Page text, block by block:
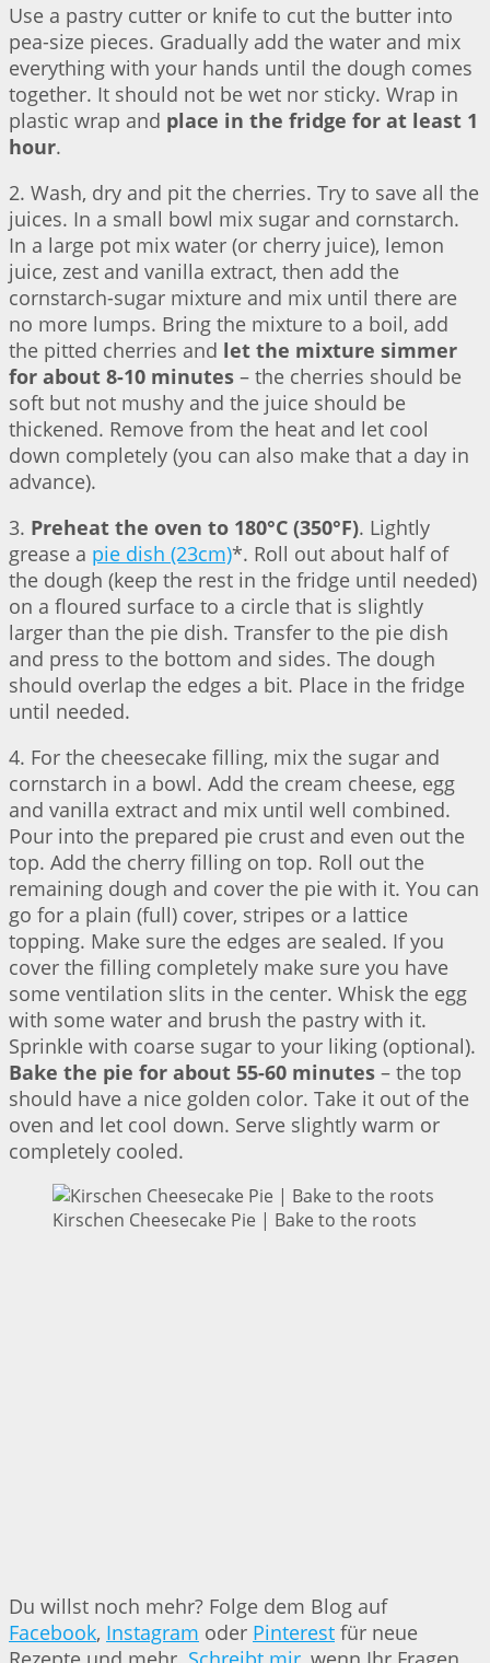
Use a pastry cutter or knife to cut the butter into
pea-size pieces. Gradually add the water and mix
everything with your hands until the dough comes
together. It should not be wet nor sticky. Wrap in
plastic wrap and place in the fridge for at least 1
hour.
2. Wash, dry and pit the cherries. Try to save all the
juices. In a small bowl mix sugar and cornstarch.
In a large pot mix water (or cherry juice), lemon
juice, zest and vanilla extract, then add the
cornstarch-sugar mixture and mix until there are
no more lumps. Bring the mixture to a boil, add
the pitted cherries and let the mixture simmer
for about 8-10 minutes – the cherries should be
soft but not mushy and the juice should be
thickened. Remove from the heat and let cool
down completely (you can also make that a day in
advance).
3. Preheat the oven to 180°C (350°F). Lightly
grease a pie dish (23cm)*. Roll out about half of
the dough (keep the rest in the fridge until needed)
on a floured surface to a circle that is slightly
larger than the pie dish. Transfer to the pie dish
and press to the bottom and sides. The dough
should overlap the edges a bit. Place in the fridge
until needed.
4. For the cheesecake filling, mix the sugar and
cornstarch in a bowl. Add the cream cheese, egg
and vanilla extract and mix until well combined.
Pour into the prepared pie crust and even out the
top. Add the cherry filling on top. Roll out the
remaining dough and cover the pie with it. You can
go for a plain (full) cover, stripes or a lattice
topping. Make sure the edges are sealed. If you
cover the filling completely make sure you have
some ventilation slits in the center. Whisk the egg
with some water and brush the pastry with it.
Sprinkle with coarse sugar to your liking (optional).
Bake the pie for about 55-60 minutes – the top
should have a nice golden color. Take it out of the
oven and let cool down. Serve slightly warm or
completely cooled.
Kirschen Cheesecake Pie | Bake to the roots
Du willst noch mehr? Folge dem Blog auf
Facebook, Instagram oder Pinterest für neue